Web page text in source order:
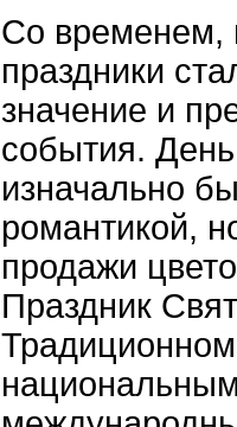
Со временем,
праздники
значение и
события.
изначально
романтикой,
продажи
Праздник